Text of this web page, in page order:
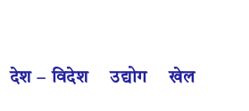
देश – विदेश उद्योग खेल